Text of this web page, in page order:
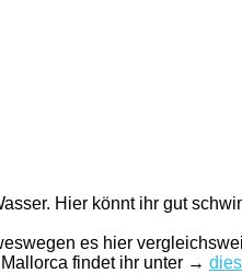
Hier könnt ihr gut
es hier
findet ihr unter →